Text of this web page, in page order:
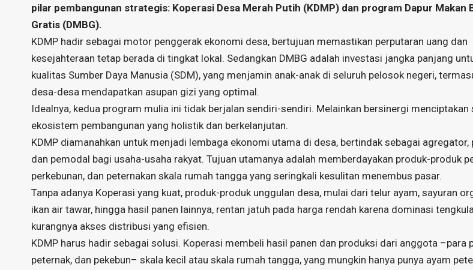
pilar pembangunan strategis: Koperasi Desa Merah Putih (KDMP) dan program Dapur Makan
Gratis (DMBG).
KDMP hadir sebagai motor penggerak ekonomi desa, bertujuan memastikan perputaran uang dan
kesejahteraan tetap berada di tingkat lokal. Sedangkan DMBG adalah investasi jangka panjang
kualitas Sumber Daya Manusia (SDM), yang menjamin anak-anak di seluruh pelosok negeri,
desa-desa mendapatkan asupan gizi yang optimal.
Idealnya, kedua program mulia ini tidak berjalan sendiri-sendiri. Melainkan bersinergi menciptakan
ekosistem pembangunan yang holistik dan berkelanjutan.
KDMP diamanahkan untuk menjadi lembaga ekonomi utama di desa, bertindak sebagai agregator,
dan pemodal bagi usaha-usaha rakyat. Tujuan utamanya adalah memberdayakan produk-produk
perkebunan, dan peternakan skala rumah tangga yang seringkali kesulitan menembus pasar.
Tanpa adanya Koperasi yang kuat, produk-produk unggulan desa, mulai dari telur ayam, sayuran
ikan air tawar, hingga hasil panen lainnya, rentan jatuh pada harga rendah karena dominasi
kurangnya akses distribusi yang efisien.
KDMP harus hadir sebagai solusi. Koperasi membeli hasil panen dan produksi dari anggota –para
peternak, dan pekebun– skala kecil atau skala rumah tangga, yang mungkin hanya punya ayam